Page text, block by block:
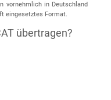
vornehmlich in Deutschland
eingesetztes Format.
übertragen?